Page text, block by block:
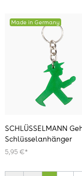
Made in Germany
SCHLÜSSELMANN
Schlüsselanhänger
5,95 €*